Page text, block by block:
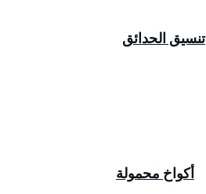
تنسيق الحدائق
أكواخ محمولة